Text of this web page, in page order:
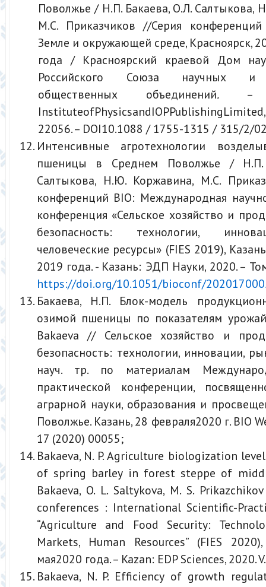
Поволжье / Н.П. Бакаева, О.Л. Салтыкова,
М.С. Приказчиков //Серия
Земле и окружающей среде, Красноярск,
года / Красноярский краевой Дом
Российского Союза научных и
общественных объединений.–
22056. – DOI10.1088 / 1755-1315 / 315/2/
Интенсивные агротехнологии
пшеницы в Среднем Поволжье / Н.П.
Салтыкова, Н.Ю. Коржавина, М.С.
конференций BIO: Международная
конференция «Сельское хозяйство и
безопасность: технологии,
человеческие ресурсы» (FIES 2019),
2019 года. - Казань: ЭДП Науки, 2020. –
https://doi.org/10.1051/bioconf/
Бакаева, Н.П. Блок-модель
озимой пшеницы по показателям
Bakaeva // Сельское хозяйство и
безопасность: технологии, инновации,
науч. тр. по материалам
практической конференции,
аграрной науки, образования и
Поволжье. Казань, 28 февраля2020 г. BIO
17 (2020) 00055;
Bakaeva, N. P. Agriculture biologization
of spring barley in forest steppe of
Bakaeva, O. L. Saltykova, M. S.
conferences : International Scientific-
“Agriculture and Food Security:
Markets, Human Resources” (FIES
мая2020 года. – Kazan: EDP Sciences, 2020.
Bakaeva, N. P. Efficiency of growth